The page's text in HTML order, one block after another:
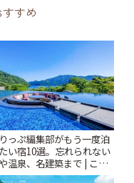
すめ
っぷ編集部がもう一度泊
い宿10選。忘れられない
温泉、名建築まで | こと